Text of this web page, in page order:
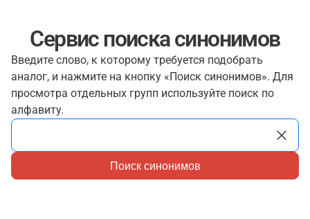
Сервис поиска синонимов
Введите слово, к которому требуется подобрать
аналог, и нажмите на кнопку «Поиск синонимов». Для
просмотра отдельных групп используйте поиск по
алфавиту.
Поиск синонимов